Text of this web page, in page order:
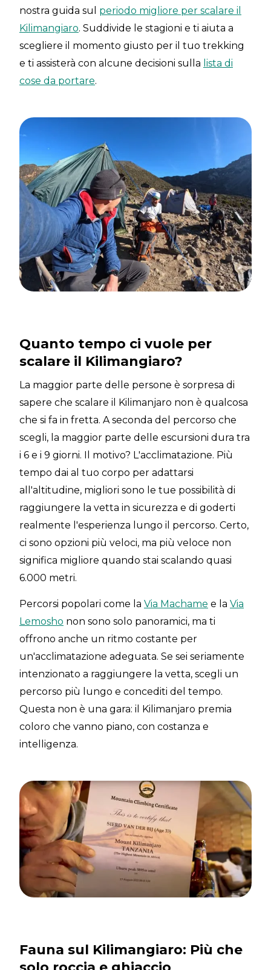
nostra guida sul periodo migliore per scalare il
Kilimangiaro. Suddivide le stagioni e ti aiuta a
scegliere il momento giusto per il tuo trekking
e ti assisterà con alcune decisioni sulla lista di
cose da portare.
Quanto tempo ci vuole per
scalare il Kilimangiaro?
La maggior parte delle persone è sorpresa di
sapere che scalare il Kilimanjaro non è qualcosa
che si fa in fretta. A seconda del percorso che
scegli, la maggior parte delle escursioni dura tra
i 6 e i 9 giorni. Il motivo? L'acclimatazione. Più
tempo dai al tuo corpo per adattarsi
all'altitudine, migliori sono le tue possibilità di
raggiungere la vetta in sicurezza e di goderti
realmente l'esperienza lungo il percorso. Certo,
ci sono opzioni più veloci, ma più veloce non
significa migliore quando stai scalando quasi
6.000 metri.
Percorsi popolari come la Via Machame e la Via
Lemosho non sono solo panoramici, ma ti
offrono anche un ritmo costante per
un'acclimatazione adeguata. Se sei seriamente
intenzionato a raggiungere la vetta, scegli un
percorso più lungo e concediti del tempo.
Questa non è una gara: il Kilimanjaro premia
coloro che vanno piano, con costanza e
intelligenza.
Fauna sul Kilimangiaro: Più che